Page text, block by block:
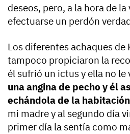
deseos, pero, a la hora de
efectuarse un perdón
Los diferentes achaques de
tampoco propiciaron la
él sufrió un ictus y ella no le
una angina de pecho y él
echándola de la habitación
mi madre y al segundo día
primer día la sentía como